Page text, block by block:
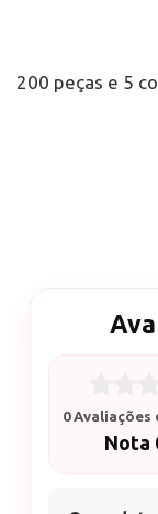
200 peças e 5
0
Nota